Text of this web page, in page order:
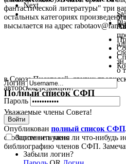
фантастической литературы" три
остальных категориях
высылается на адрес
У
о
в Союзе Писателей, других
авторской редакции!
Полный список СФП
Уважаемые члены Совета!
Опубликован полный список СФП
сообщите не нужно ли что-нибудь
библиографию членов СФП.
Next
Логин
Пароль
Войти
Запомнить меня
Забыли логин?